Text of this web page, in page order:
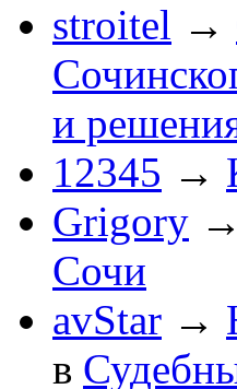
stroitel →
и
12345 →
Grigory →
Сочи
avStar →
в